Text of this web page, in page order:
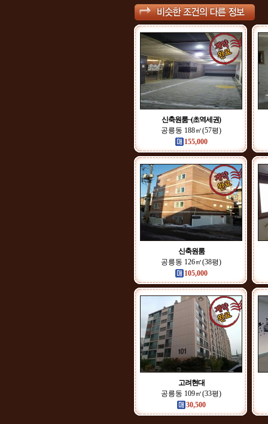
신축원룸~(초역세권)
공릉동 188㎡(57평)
155,000
신축원룸
공릉동 126㎡(38평)
105,000
고려현대
공릉동 109㎡(33평)
30,500